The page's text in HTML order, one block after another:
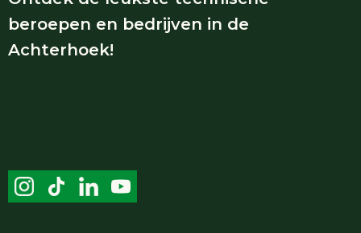
beroepen en bedrijven in de
Achterhoek!